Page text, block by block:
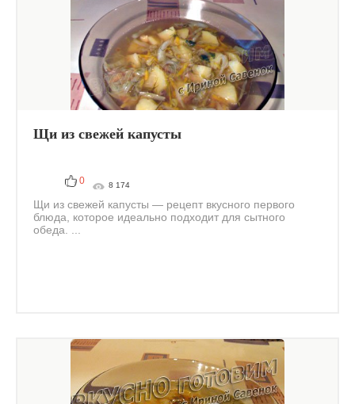
Щи из свежей капусты
0 8 174
Щи из свежей капусты — рецепт вкусного первого
блюда, которое идеально подходит для сытного
обеда. ...